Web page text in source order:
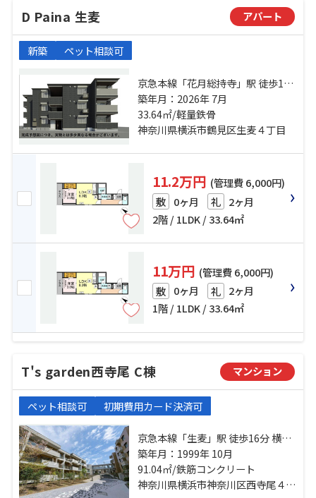
D Paina 生麦 アパート
新築 ペット相談可
京急本線「花月総持寺」駅 徒歩10
分 京急本線「生麦」駅 徒歩10分
築年月：2026年 7月
33.64㎡/軽量鉄骨
神奈川県横浜市鶴見区生麦４丁目
11.2万円 (管理費 6,000円)
敷 0ヶ月 礼 2ヶ月
2階 / 1LDK / 33.64㎡
11万円 (管理費 6,000円)
敷 0ヶ月 礼 2ヶ月
1階 / 1LDK / 33.64㎡
T's garden西寺尾 C棟 マンション
ペット相談可 初期費用カード決済可
京急本線「生麦」駅 徒歩16分 横浜
線「大口」駅 バス4分 西寺尾第四公
園 停歩7分 京急本線「京急新子安」
駅 バス11分 西寺尾第四公園 停歩7
築年月：1999年 10月
91.04㎡/鉄筋コンクリート
神奈川県横浜市神奈川区西寺尾４丁目